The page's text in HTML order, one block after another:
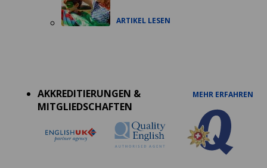
ARTIKEL LESEN
AKKREDITIERUNGEN &
MITGLIEDSCHAFTEN
MEHR ERFAHREN